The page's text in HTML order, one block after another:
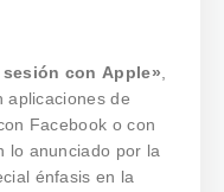
con Apple»
aplicaciones de
Facebook o con
lo anunciado por la
énfasis en la